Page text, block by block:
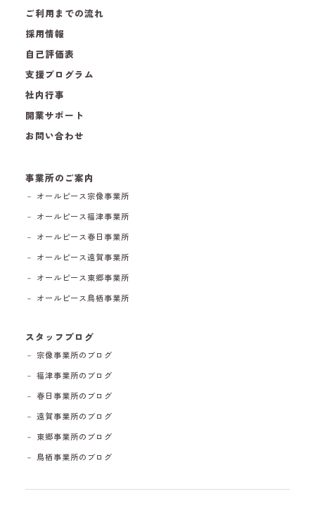
ご利用までの流れ
採用情報
自己評価表
支援プログラム
社内行事
開業サポート
お問い合わせ
事業所のご案内
－ オールピース宗像事業所
－ オールピース福津事業所
－ オールピース春日事業所
－ オールピース遠賀事業所
－ オールピース東郷事業所
－ オールピース鳥栖事業所
スタッフブログ
－ 宗像事業所のブログ
－ 福津事業所のブログ
－ 春日事業所のブログ
－ 遠賀事業所のブログ
－ 東郷事業所のブログ
－ 鳥栖事業所のブログ